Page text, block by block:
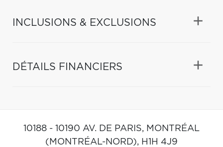
INCLUSIONS & EXCLUSIONS
DÉTAILS FINANCIERS
10188 - 10190 AV. DE PARIS, MONTRÉAL
(MONTRÉAL-NORD), H1H 4J9